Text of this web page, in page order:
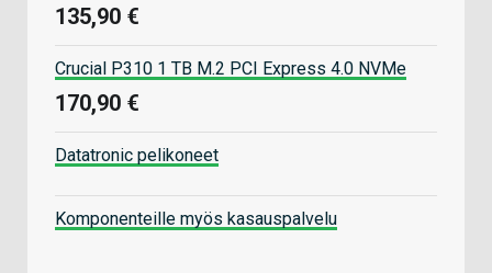
135,90 €
Crucial P310 1 TB M.2 PCI Express 4.0 NVMe
170,90 €
Datatronic pelikoneet
Komponenteille myös kasauspalvelu